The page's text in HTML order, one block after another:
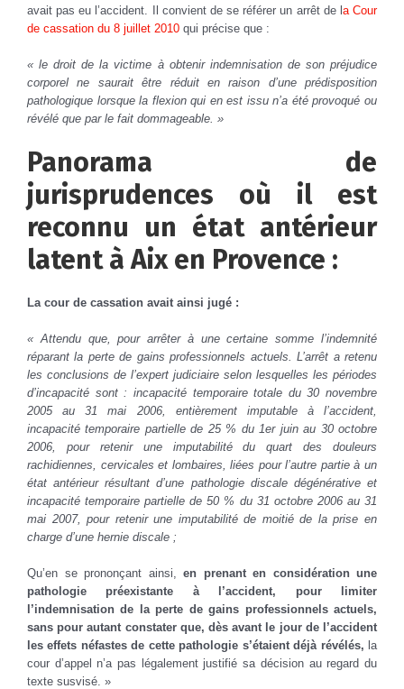
avait pas eu l’accident. Il convient de se référer un arrêt de l a Cour
de cassation du 8 juillet 2010 qui précise que :
« le droit de la victime à obtenir indemnisation de son préjudice
corporel ne saurait être réduit en raison d’une prédisposition
pathologique lorsque la flexion qui en est issu n’a été provoqué ou
révélé que par le fait dommageable. »
Panorama de
jurisprudences où il est
reconnu un état antérieur
latent à Aix en Provence :
La cour de cassation avait ainsi jugé :
« Attendu que, pour arrêter à une certaine somme l’indemnité
réparant la perte de gains professionnels actuels. L’arrêt a retenu
les conclusions de l’expert judiciaire selon lesquelles les périodes
d’incapacité sont : incapacité temporaire totale du 30 novembre
2005 au 31 mai 2006, entièrement imputable à l’accident,
incapacité temporaire partielle de 25 % du 1er juin au 30 octobre
2006, pour retenir une imputabilité du quart des douleurs
rachidiennes, cervicales et lombaires, liées pour l’autre partie à un
état antérieur résultant d’une pathologie discale dégénérative et
incapacité temporaire partielle de 50 % du 31 octobre 2006 au 31
mai 2007, pour retenir une imputabilité de moitié de la prise en
charge d’une hernie discale ;
Qu’en se prononçant ainsi, en prenant en considération une
pathologie préexistante à l’accident, pour limiter
l’indemnisation de la perte de gains professionnels actuels,
sans pour autant constater que, dès avant le jour de l’accident
les effets néfastes de cette pathologie s’étaient déjà révélés, la
cour d’appel n’a pas légalement justifié sa décision au regard du
texte susvisé. »